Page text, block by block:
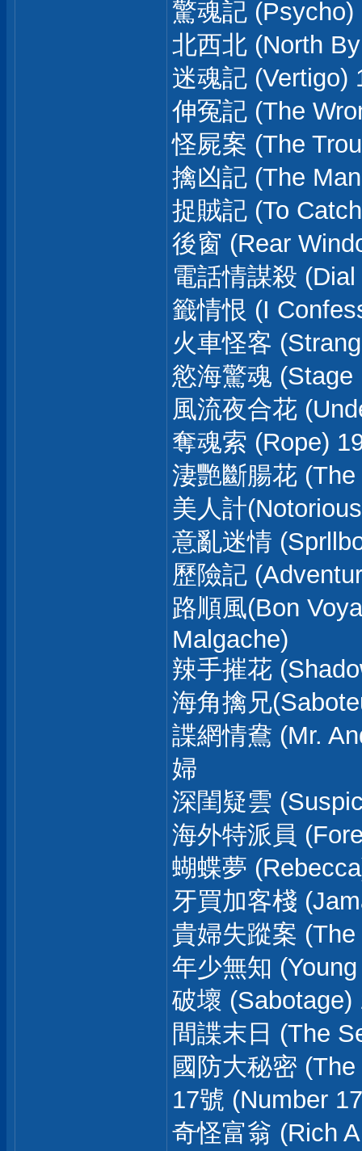
驚魂記 (Psycho)
北西北 (North
迷魂記 (Vertigo)
伸冤記 (The
怪屍案 (The
擒凶記 (The
捉賊記 (To
後窗 (Rear
電話情謀殺
籤情恨 (I
火車怪客
慾海驚魂 (Stage
風流夜合花
奪魂索 (Rope)
淒艷斷腸花
美人計
意亂迷情
歷險記
路順風(Bon
Malgache)
辣手摧花
海角擒兄
諜網情鴦 (Mr.
婦
深閨疑雲
海外特派員
蝴蝶夢
牙買加客棧
貴婦失蹤案
年少無知
破壞 (Sabotage)
間諜末日 (The
國防大秘密
17號 (Number
奇怪富翁 (Rich